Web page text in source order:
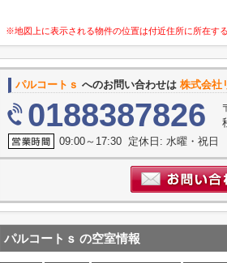
※地図上に表示される物件の位置は付近住所に所在す
パルコートｓ へのお問い合わせは 株式会社
0188387826
09:00～17:30 定休日: 水曜・祝日
パルコートｓ の空室情報